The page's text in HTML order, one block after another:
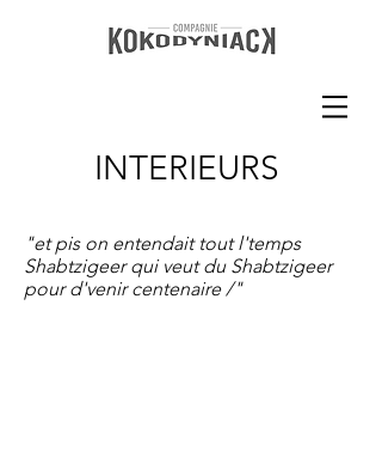
INTERIEURS
"et pis on entendait tout l'temps
Shabtzigeer qui veut du Shabtzigeer
pour d'venir centenaire /"